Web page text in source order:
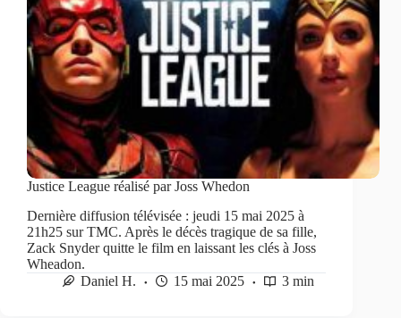
Justice League réalisé par Joss Whedon
Dernière diffusion télévisée : jeudi 15 mai 2025 à
21h25 sur TMC. Après le décès tragique de sa fille,
Zack Snyder quitte le film en laissant les clés à Joss
Wheadon.
Daniel H.
15 mai 2025 3 min